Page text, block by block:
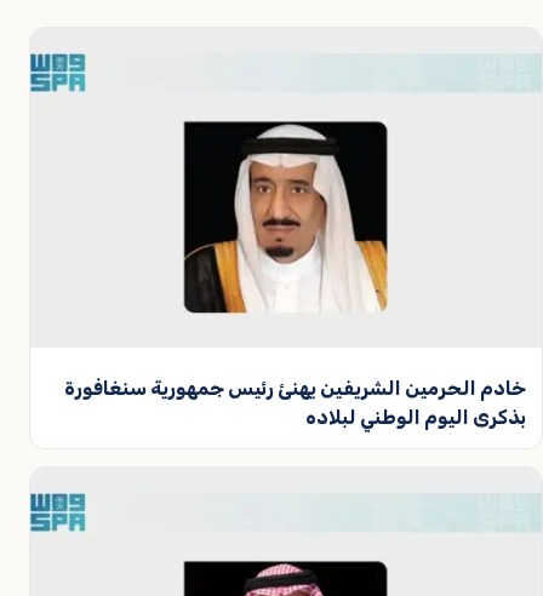
خادم الحرمين الشريفين يهنئ رئيس جمهورية سنغافورة
بذكرى اليوم الوطني لبلاده